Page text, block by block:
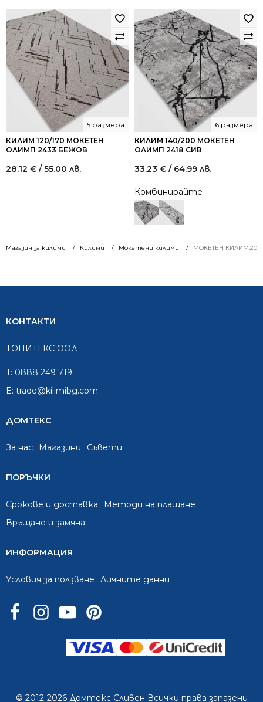
Магазин за килими Килими Мокетени килими МОКЕТЕН КИЛИМ,200/
лв..
лв..
лв..
КИЛИМ 120/170 МОКЕТЕН
ОЛИМП 2433 БЕЖОВ
5 размера
28.12 € / 55.00 лв.
КИЛИМ 140/200 МОКЕТЕН
ОЛИМП 2418 СИВ
6 размера
33.23 € / 64.99 лв.
Комбинирайте
КОНТАКТИ
ТОНИТЕКС ООД
T: 0888 249 719
E: trade@kilimibg.com
ДОМТЕКС
За нас Mагазини Съвети
ПОРЪЧКИ
Срокове и доставка
Методи на плащане
Връщане и замяна
ИНФОРМАЦИЯ
Условия за ползване Личните данни
© 2012-2026 Домтекс Сливен Всички права запазени